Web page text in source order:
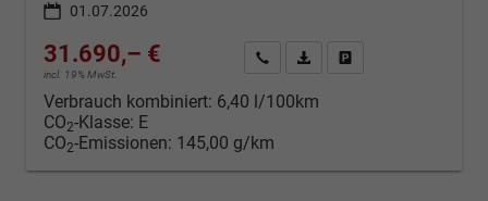
01.07.2026
31.690,– €
incl. 19% MwSt.
Kontakt & Angebot anfordern
PDF-Datei, Fahrzeugexposé
Verbrauch kombiniert: 6,40 l/100km
CO2-Klasse: E
CO2-Emissionen: 145,00 g/km